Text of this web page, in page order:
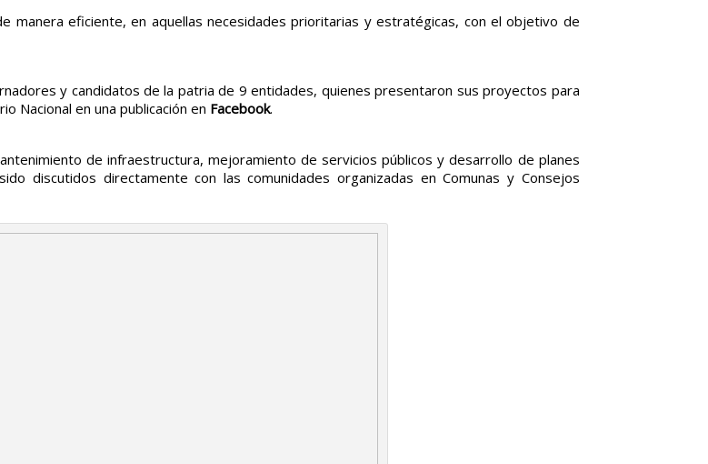
manera eficiente, en aquellas necesidades prioritarias y estratégicas, con el objetivo de
y candidatos de la patria de 9 entidades, quienes presentaron sus proyectos para
Nacional en una publicación en Facebook.
de infraestructura, mejoramiento de servicios públicos y desarrollo de planes
discutidos directamente con las comunidades organizadas en Comunas y Consejos